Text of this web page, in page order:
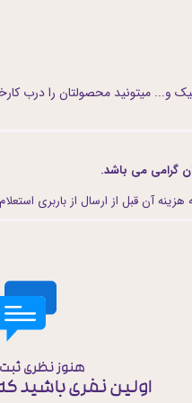
و... میتونید محصولتان را درب
گرامی می باشد.
آن قبل از ارسال از باربری
هنوز نظری
اولین نفری باشید